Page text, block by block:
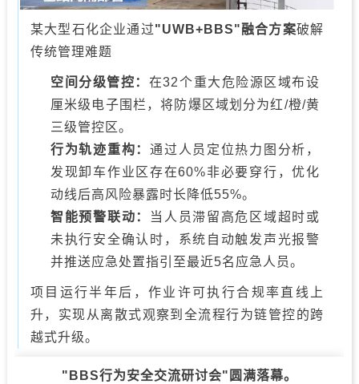
某大型石化企业通过"UWB+BBS"融合方案破解
传统管理难题
空间分级管控： 在32个重大危险源区域布设
厘米级电子围栏，将防爆区域划分为红/橙/黄
三级管控区。
行为轨迹重构：通过人员定位热力图分析，
发现卸车作业区存在60%非必要穿行，优化
动线后高风险暴露时长降低55%。
智能预警联动：
当人员滞留高危区域超时或
未执行安全确认时，系统自动触发声光报警
并推送应急处置指引至最近5名应急人员。
项目运行半年后，作业许可执行合规率直线上
升，实现从离散式观察到全流程行为链管控的跨
越式升级。
"BBS行为安全交流研讨会"圆满落幕。